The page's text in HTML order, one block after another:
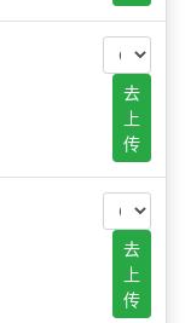
去
上
传
去
上
传